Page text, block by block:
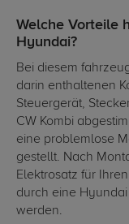
Welche Vorteile
Hyundai?
Bei diesem
darin enthaltenen
Steuergerät,
CW Kombi
eine problemlose
gestellt. Nach
Elektrosatz für
durch eine
werden.